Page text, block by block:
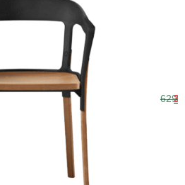
629 €